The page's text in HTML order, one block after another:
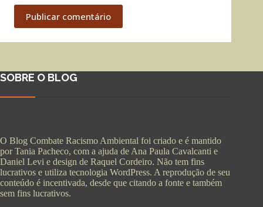
Publicar comentário
SOBRE O BLOG
O Blog Combate Racismo Ambiental foi criado e é mantido
por Tania Pacheco, com a ajuda de Ana Paula Cavalcanti e
Daniel Levi e design de Raquel Cordeiro. Não tem fins
lucrativos e utiliza tecnologia WordPress. A reprodução de seu
conteúdo é incentivada, desde que citando a fonte e também
sem fins lucrativos.